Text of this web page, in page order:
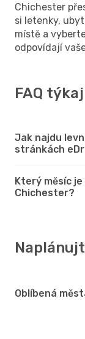
Chichester
si letenky,
místě a
odpovídají
FAQ
Jak najdu
stránkách
Který měsíc
Chichester?
Oblíbená